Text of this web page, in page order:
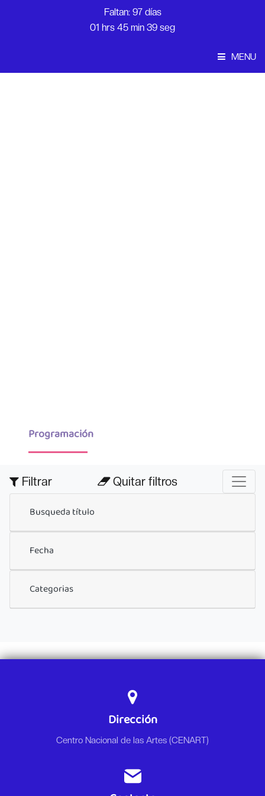
Faltan: 97 días
01 hrs 45 min 39 seg
MENU
Programación
Filtrar Quitar filtros
Busqueda título
Fecha
Categorias
Dirección
Centro Nacional de las Artes (CENART)